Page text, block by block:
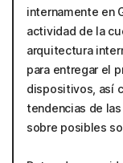
internamente en
actividad de la
arquitectura
para entregar el
dispositivos, así
tendencias de
sobre posibles